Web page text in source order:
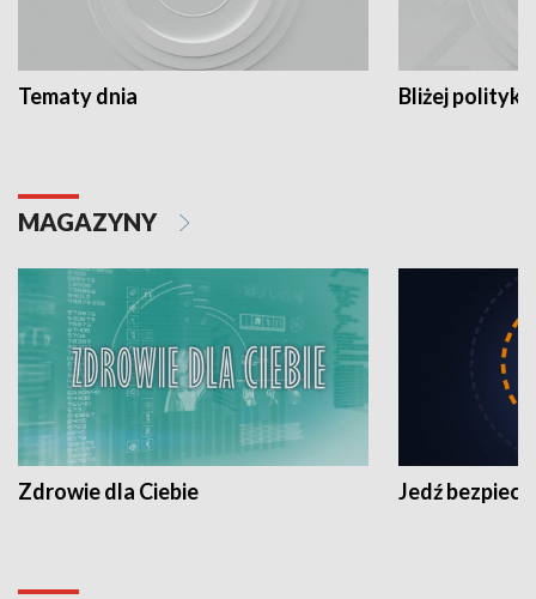
Tematy dnia Bliżej polityki
MAGAZYNY
Zdrowie dla Ciebie Jedź